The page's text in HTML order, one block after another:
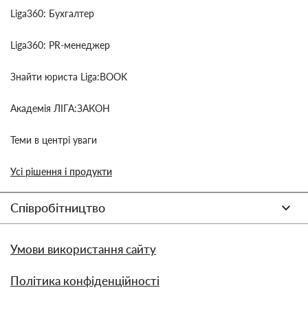
Liga360: Бухгалтер
Liga360: PR-менеджер
Знайти юриста Liga:BOOK
Академія ЛІГА:ЗАКОН
Теми в центрі уваги
Усі рішення і продукти
Співробітництво
Умови використання сайту
Політика конфіденційності